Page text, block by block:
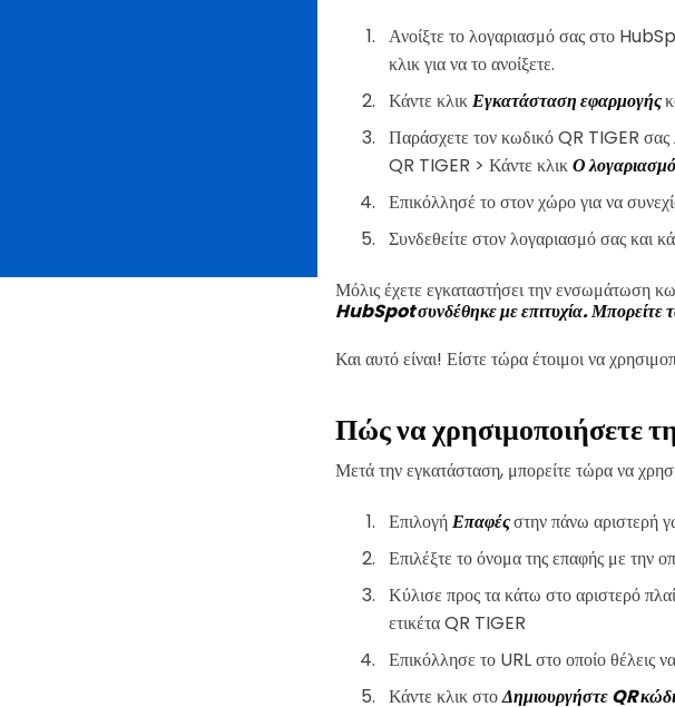
Ανοίξτε το λογαριασμό σας στο
κλικ για να το ανοίξετε.
Κάντε κλικΕγκατάσταση εφαρμογής
Παράσχετε τον κωδικό QR TIGER σας
QR TIGER > Κάντε κλικΟ
Επικόλλησέ το στον χώρο για να
Συνδεθείτε στον λογαριασμό σας και
Μόλις έχετε εγκαταστήσει την ενσωμάτωση
HubSpot συνδέθηκε με επιτυχία. Μπορείτε
Και αυτό είναι! Είστε τώρα έτοιμοι να
Πώς να χρησιμοποιήσετε
Μετά την εγκατάσταση, μπορείτε τώρα να
ΕπιλογήΕπαφέςστην πάνω αριστερή
Επιλέξτε το όνομα της επαφής με την
Κύλισε προς τα κάτω στο αριστερό
ετικέτα QR TIGER
Επικόλλησε το URL στο οποίο θέλεις
Κάντε κλικ στοΔημιουργήστε QR